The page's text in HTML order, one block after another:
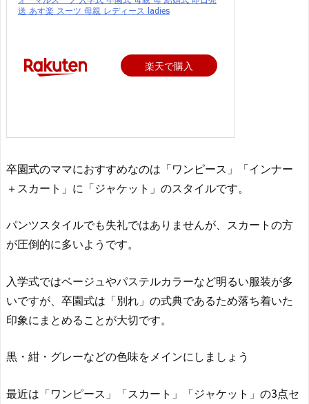
送 あす楽 スーツ 母親 レディース ladies
楽天で購入
卒園式のママにおすすめなのは「ワンピース」「インナー
＋スカート」に「ジャケット」のスタイルです。
パンツスタイルでも失礼ではありませんが、スカートの方
が圧倒的に多いようです。
入学式ではベージュやパステルカラーなど明るい服装が多
いですが、卒園式は「別れ」の式典であるため落ち着いた
印象にまとめることが大切です。
黒・紺・グレーなどの色味をメインにしましょう
最近は「ワンピース」「スカート」「ジャケット」の3点セ